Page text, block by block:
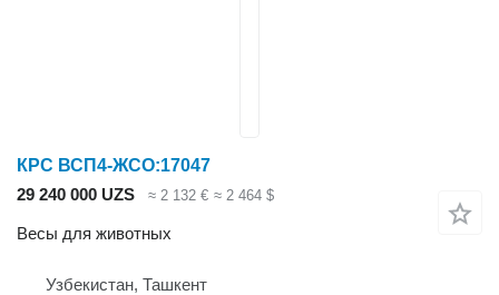
КРС ВСП4-ЖСО:17047
29 240 000 UZS
≈ 2 132 € ≈ 2 464 $
Весы для животных
Узбекистан, Ташкент